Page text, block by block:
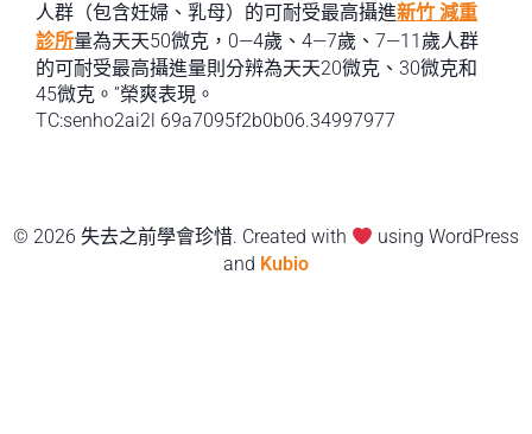
人群（包含妊婦、乳母）的可耐受最高攝進新竹 減重
診所量為天天50微克，0—4歲、4—7歲、7—11歲人群
的可耐受最高攝進量則分辨為天天20微克、30微克和
45微克。”榮爽表現。
TC:senho2ai2l 69a7095f2b0b06.34997977
© 2026 失去之前學會珍惜. Created with
using WordPress
and Kubio